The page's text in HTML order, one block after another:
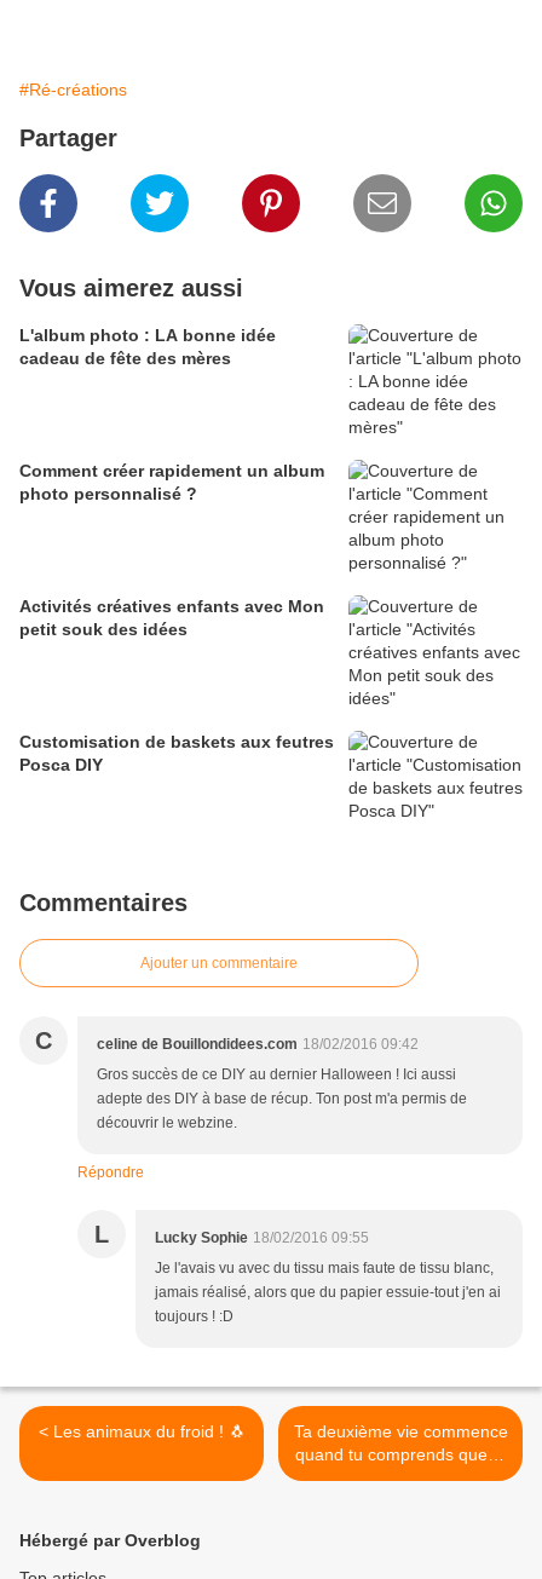
#Ré-créations
Partager
Vous aimerez aussi
L'album photo : LA bonne idée
cadeau de fête des mères
Comment créer rapidement un album
photo personnalisé ?
Activités créatives enfants avec Mon
petit souk des idées
Customisation de baskets aux feutres
Posca DIY
Commentaires
Ajouter un commentaire
C celine de Bouillondidees.com 18/02/2016 09:42
Gros succès de ce DIY au dernier Halloween ! Ici aussi
adepte des DIY à base de récup. Ton post m'a permis de
découvrir le webzine.
Répondre
L Lucky Sophie 18/02/2016 09:55
Je l'avais vu avec du tissu mais faute de tissu blanc,
jamais réalisé, alors que du papier essuie-tout j'en ai
toujours ! :D
< Les animaux du froid ! 🐧
Ta deuxième vie commence
quand tu comprends que tu
n'en as qu'une >
Hébergé par Overblog